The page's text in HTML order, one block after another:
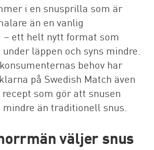
i en snusprilla som är
än en vanlig
ett helt nytt format som
läppen och syns mindre.
behov har
på Swedish Match även
som gör att snusen
än traditionell snus.
väljer snus